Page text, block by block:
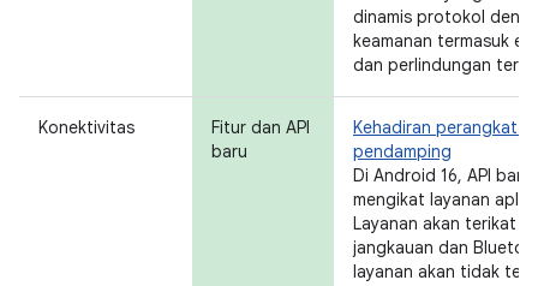
dinamis protokol
keamanan termasuk
dan perlindungan
Konektivitas
Fitur dan API
baru
Kehadiran perangkat
pendamping
Di Android 16, API
mengikat layanan
Layanan akan terikat
jangkauan dan
layanan akan tidak